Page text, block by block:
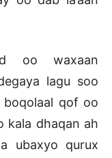
oo waxaan
lagu soo
boqolaal qof oo
kala dhaqan ah
ubaxyo qurux